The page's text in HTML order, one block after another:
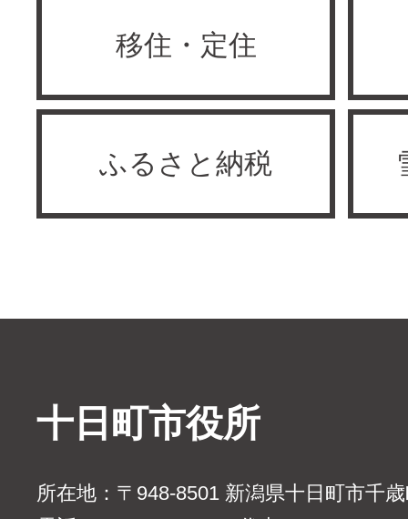
移住・定住
ふるさと納税
十日町市役所
所在地：〒948-8501 新潟県十日町市千